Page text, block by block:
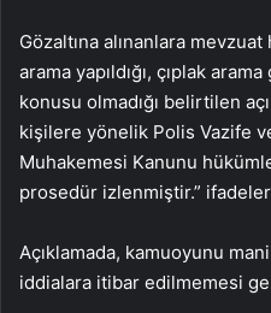
Gözaltına alınanlara
arama yapıldığı, çıplak
konusu olmadığı belirtilen
kişilere yönelik Polis Vazife
Muhakemesi Kanunu
prosedür izlenmiştir.”
Açıklamada, kamuoyunu
iddialara itibar edilmemesi